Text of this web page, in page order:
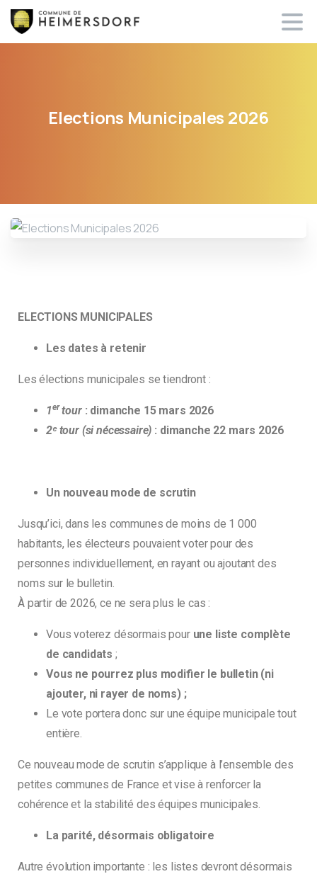
Elections Municipales 2026
ELECTIONS MUNICIPALES
Les dates à retenir
Les élections municipales se tiendront :
1ertour: dimanche 15 mars 2026
2ᵉ tour(si nécessaire) : dimanche 22 mars 2026
Un nouveau mode de scrutin
Jusqu’ici, dans les communes de moins de 1 000
habitants, les électeurs pouvaient voter pour des
personnes individuellement, en rayant ou ajoutant des
noms sur le bulletin.
À partir de 2026, ce ne sera plus le cas :
Vous voterez désormais pour une liste complète
de candidats ;
Vous ne pourrez plus modifier le bulletin (ni
ajouter, ni rayer de noms) ;
Le vote portera donc sur une équipe municipale tout
entière.
Ce nouveau mode de scrutin s’applique à l’ensemble des
petites communes de France et vise à renforcer la
cohérence et la stabilité des équipes municipales.
La parité, désormais obligatoire
Autre évolution importante : les listes devront désormais